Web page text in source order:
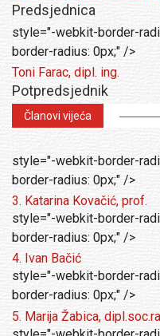
Predsjednica
style="-webkit-border-
border-radius: 0px;" />
Toni Farac, dipl. ing.
Potpredsjednik
Članovi vijeća
style="-webkit-border-
border-radius: 0px;" />
3. Katarina Kovačić, prof.
style="-webkit-border-
border-radius: 0px;" />
4. Ivan Bačić
style="-webkit-border-
border-radius: 0px;" />
5. Marija Žabica,